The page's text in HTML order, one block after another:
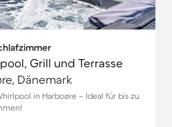
Grill und Terrasse
Dänemark
in Harboøre – Ideal für bis zu